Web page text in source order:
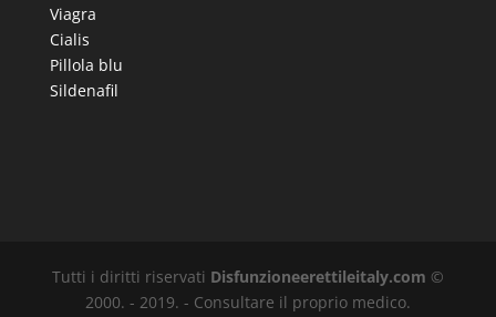
Viagra
Cialis
Pillola blu
Sildenafil
Tutti i diritti riservati Disfunzioneerettileitaly.com ©
2000. - 2019. - Consultare il proprio medico.